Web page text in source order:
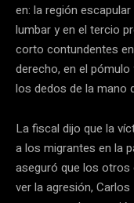
en: la región
lumbar y en el tercio
corto contundentes
derecho, en el
los dedos de la mano
La fiscal dijo que la
a los migrantes en la
aseguró que los
ver la agresión,